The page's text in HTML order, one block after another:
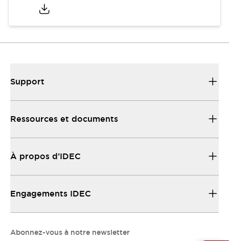
Support
Ressources et documents
À propos d’IDEC
Engagements IDEC
Abonnez-vous à notre newsletter